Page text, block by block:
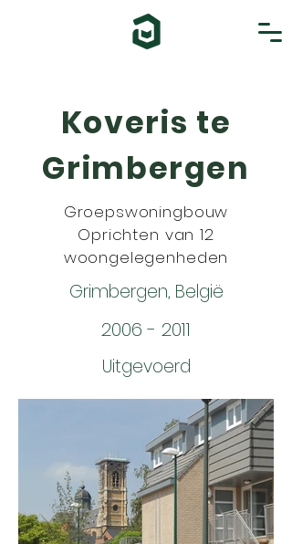
Koveris te
Grimbergen
Groepswoningbouw
Oprichten van 12
woongelegenheden
Grimbergen, België
2006 - 2011
Uitgevoerd